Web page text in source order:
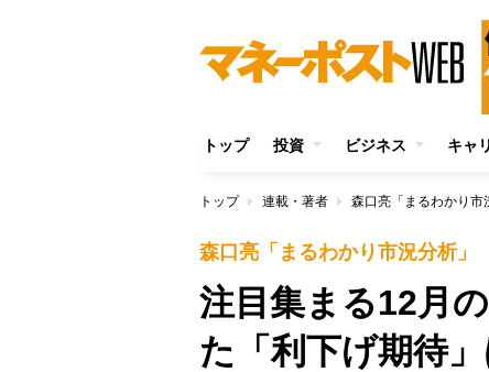
トップ 投資 ビジネス キャ
トップ 連載・著者 森口亮「まるわかり市
森口亮「まるわかり市況分析」
注目集まる12月
た「利下げ期待